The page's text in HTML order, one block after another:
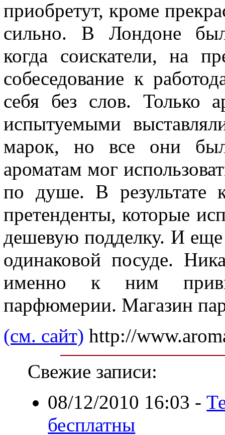
приобретут, кроме
сильно. В Лондоне
когда соискатели, на
собеседование к
себя без слов. Только
испытуемыми
марок, но все они
ароматам мог
по душе. В результате
претенденты, которые
дешевую подделку. И
одинаковой посуде.
именно к ним
парфюмерии. Магазин
(см. сайт) http://
Свежие записи:
08/12/2010 16:03 -
бесплатны